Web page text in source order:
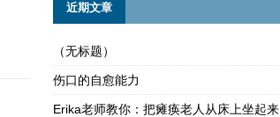
近期文章
（无标题）
伤口的自愈能力
Erika老师教你：把瘫痪老人从床上坐起来